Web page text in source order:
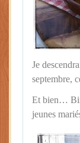
Je
septembre,
Et bien…
jeunes